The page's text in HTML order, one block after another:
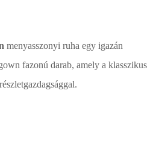
menyasszonyi ruha egy igazán
fazonú darab, amely a klasszikus